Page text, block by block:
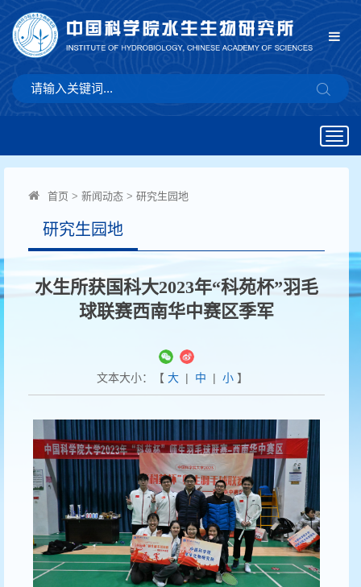
首页 > 新闻动态 > 研究生园地
研究生园地
水生所获国科大2023年“科苑杯”羽毛
球联赛西南华中赛区季军
文本大小：【 大| 中 | 小】